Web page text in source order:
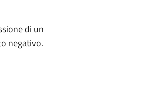
di un
negativo.